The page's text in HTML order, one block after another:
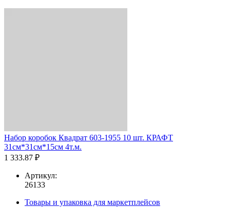
Набор коробок Квадрат 603-1955 10 шт. КРАФТ
31см*31см*15см 4т.м.
1 333.87 ₽
Артикул:
26133
Товары и упаковка для маркетплейсов